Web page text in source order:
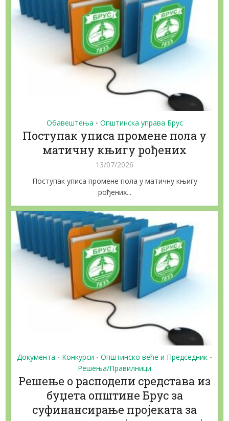
Обавештења • Општинска управа Брус
Поступак уписа промене пола у
матичну књигу рођених
13/07/2026
Поступак уписа промене пола у матичну књигу
рођених...
Документа • Конкурси • Општинско веће и Председник •
Решења/Правилници
Решење о расподели средстава из
буџета општине Брус за
суфинансирање пројеката за